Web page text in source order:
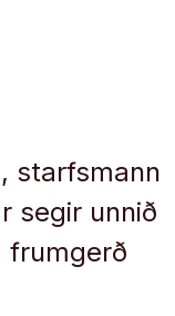
starfsmann
segir unnið
frumgerð